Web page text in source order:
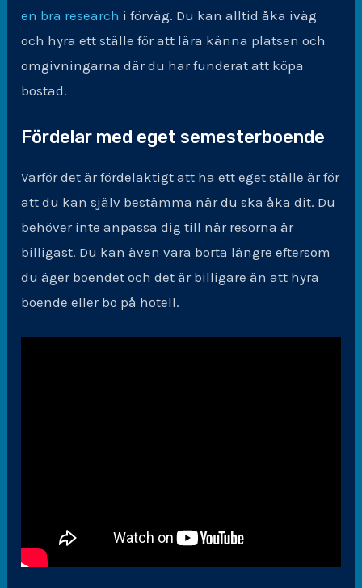
en bra research i förväg. Du kan alltid åka iväg
och hyra ett ställe för att lära känna platsen och
omgivningarna där du har funderat att köpa
bostad.
Fördelar med eget semesterboende
Varför det är fördelaktigt att ha ett eget ställe är för
att du kan själv bestämma när du ska åka dit. Du
behöver inte anpassa dig till när resorna är
billigast. Du kan även vara borta längre eftersom
du äger boendet och det är billigare än att hyra
boende eller bo på hotell.